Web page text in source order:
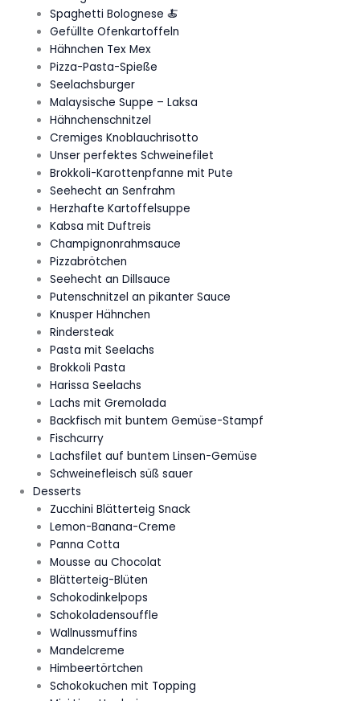
Spaghetti Bolognese 🍝
Gefüllte Ofenkartoffeln
Hähnchen Tex Mex
Pizza-Pasta-Spieße
Seelachsburger
Malaysische Suppe – Laksa
Hähnchenschnitzel
Cremiges Knoblauchrisotto
Unser perfektes Schweinefilet
Brokkoli-Karottenpfanne mit Pute
Seehecht an Senfrahm
Herzhafte Kartoffelsuppe
Kabsa mit Duftreis
Champignonrahmsauce
Pizzabrötchen
Seehecht an Dillsauce
Putenschnitzel an pikanter Sauce
Knusper Hähnchen
Rindersteak
Pasta mit Seelachs
Brokkoli Pasta
Harissa Seelachs
Lachs mit Gremolada
Backfisch mit buntem Gemüse-Stampf
Fischcurry
Lachsfilet auf buntem Linsen-Gemüse
Schweinefleisch süß sauer
Desserts
Zucchini Blätterteig Snack
Lemon-Banana-Creme
Panna Cotta
Mousse au Chocolat
Blätterteig-Blüten
Schokodinkelpops
Schokoladensouffle
Wallnussmuffins
Mandelcreme
Himbeertörtchen
Schokokuchen mit Topping